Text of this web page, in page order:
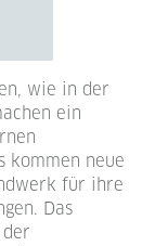
wie in der
ein
kommen neue
für ihre
Das
der